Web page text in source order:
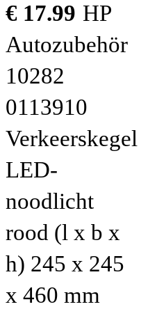
€ 17.99 HP
Autozubehör
10282
0113910
Verkeerskegel
LED-
noodlicht
rood (l x b x
h) 245 x 245
x 460 mm